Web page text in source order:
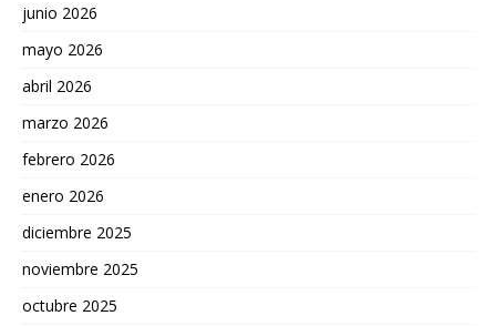
junio 2026
mayo 2026
abril 2026
marzo 2026
febrero 2026
enero 2026
diciembre 2025
noviembre 2025
octubre 2025